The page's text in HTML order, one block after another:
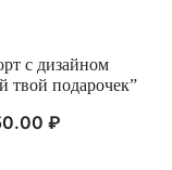
Просмотр
с дизайном
твой подарочек”
₽